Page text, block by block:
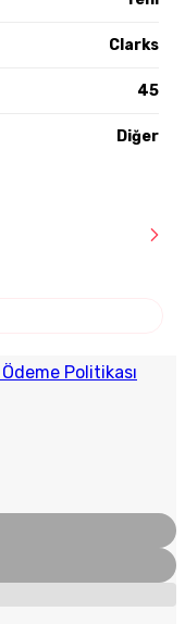
Clarks
45
Diğer
Politikası